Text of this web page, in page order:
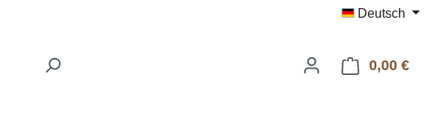
Deutsch
0,00 €